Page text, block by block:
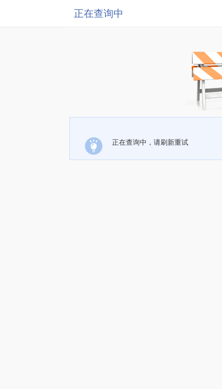
正在查询中
正在查询中，请刷新重试